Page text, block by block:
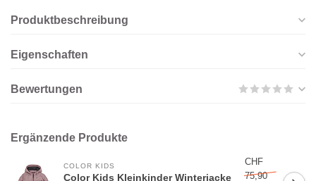
Produktbeschreibung
Eigenschaften
Bewertungen
Ergänzende Produkte
COLOR KIDS
Color Kids Kleinkinder Winterjacke
CHF
75,90